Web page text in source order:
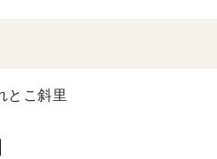
くの皮を少しめくってみると、ほん
ると、じゃがいもみたいにほくほ
ています。これはビールがすすみま
とこ斜里